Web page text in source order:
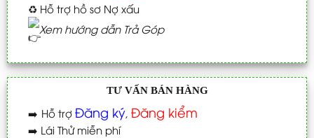
♻️ Hỗ trợ hồ sơ Nợ xấu
Xem hướng dẫn Trả Góp
TƯ VẤN BÁN HÀNG
➡️ Hỗ trợ Đăng ký, Đăng kiểm
➡️ Lái Thử miễn phí